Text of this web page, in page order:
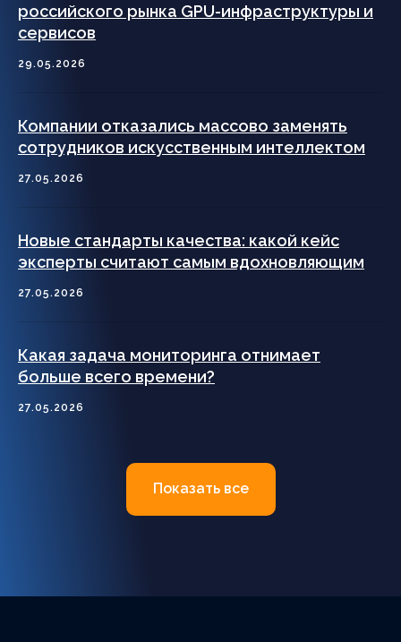
российского рынка GPU-инфраструктуры и
сервисов
29.05.2026
Компании отказались массово заменять
сотрудников искусственным интеллектом
27.05.2026
Новые стандарты качества: какой кейс
эксперты считают самым вдохновляющим
27.05.2026
Какая задача мониторинга отнимает
больше всего времени?
27.05.2026
Показать все